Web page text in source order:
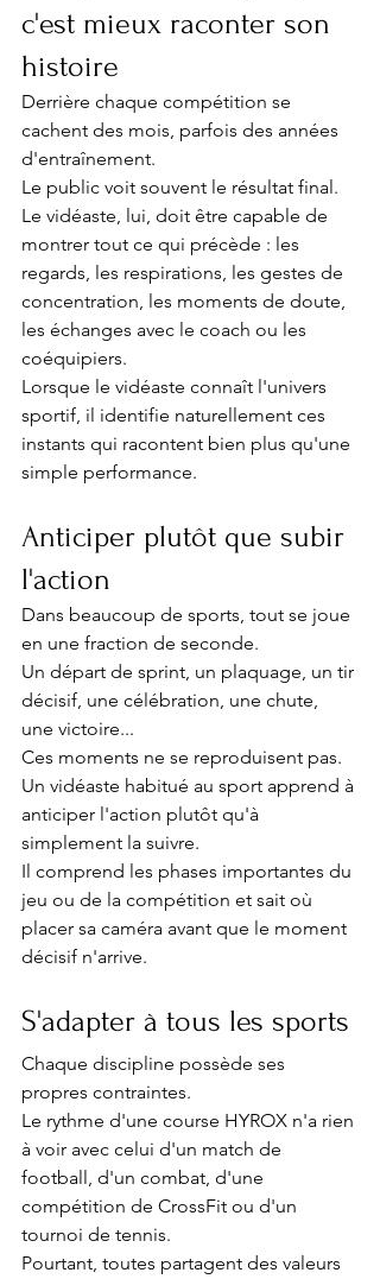
c'est mieux raconter son
histoire
Derrière chaque compétition se
cachent des mois, parfois des années
d'entraînement.
Le public voit souvent le résultat final.
Le vidéaste, lui, doit être capable de
montrer tout ce qui précède : les
regards, les respirations, les gestes de
concentration, les moments de doute,
les échanges avec le coach ou les
coéquipiers.
Lorsque le vidéaste connaît l'univers
sportif, il identifie naturellement ces
instants qui racontent bien plus qu'une
simple performance.
Anticiper plutôt que subir
l'action
Dans beaucoup de sports, tout se joue
en une fraction de seconde.
Un départ de sprint, un plaquage, un tir
décisif, une célébration, une chute,
une victoire...
Ces moments ne se reproduisent pas.
Un vidéaste habitué au sport apprend à
anticiper l'action plutôt qu'à
simplement la suivre.
Il comprend les phases importantes du
jeu ou de la compétition et sait où
placer sa caméra avant que le moment
décisif n'arrive.
S'adapter à tous les sports
Chaque discipline possède ses
propres contraintes.
Le rythme d'une course HYROX n'a rien
à voir avec celui d'un match de
football, d'un combat, d'une
compétition de CrossFit ou d'un
tournoi de tennis.
Pourtant, toutes partagent des valeurs